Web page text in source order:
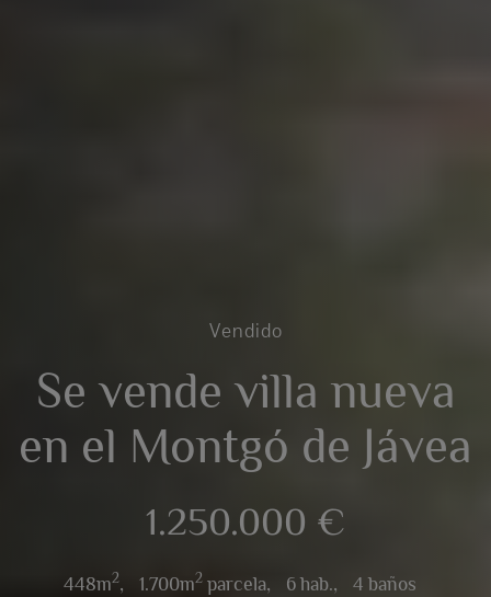
Vendido
Se vende villa nueva
en el Montgó de Jávea
1.250.000 €
448m2, 1.700m2 parcela, 6 hab., 4 baños